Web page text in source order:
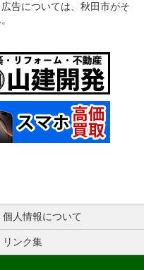
告については、秋田市がそ
個人情報について
リンク集